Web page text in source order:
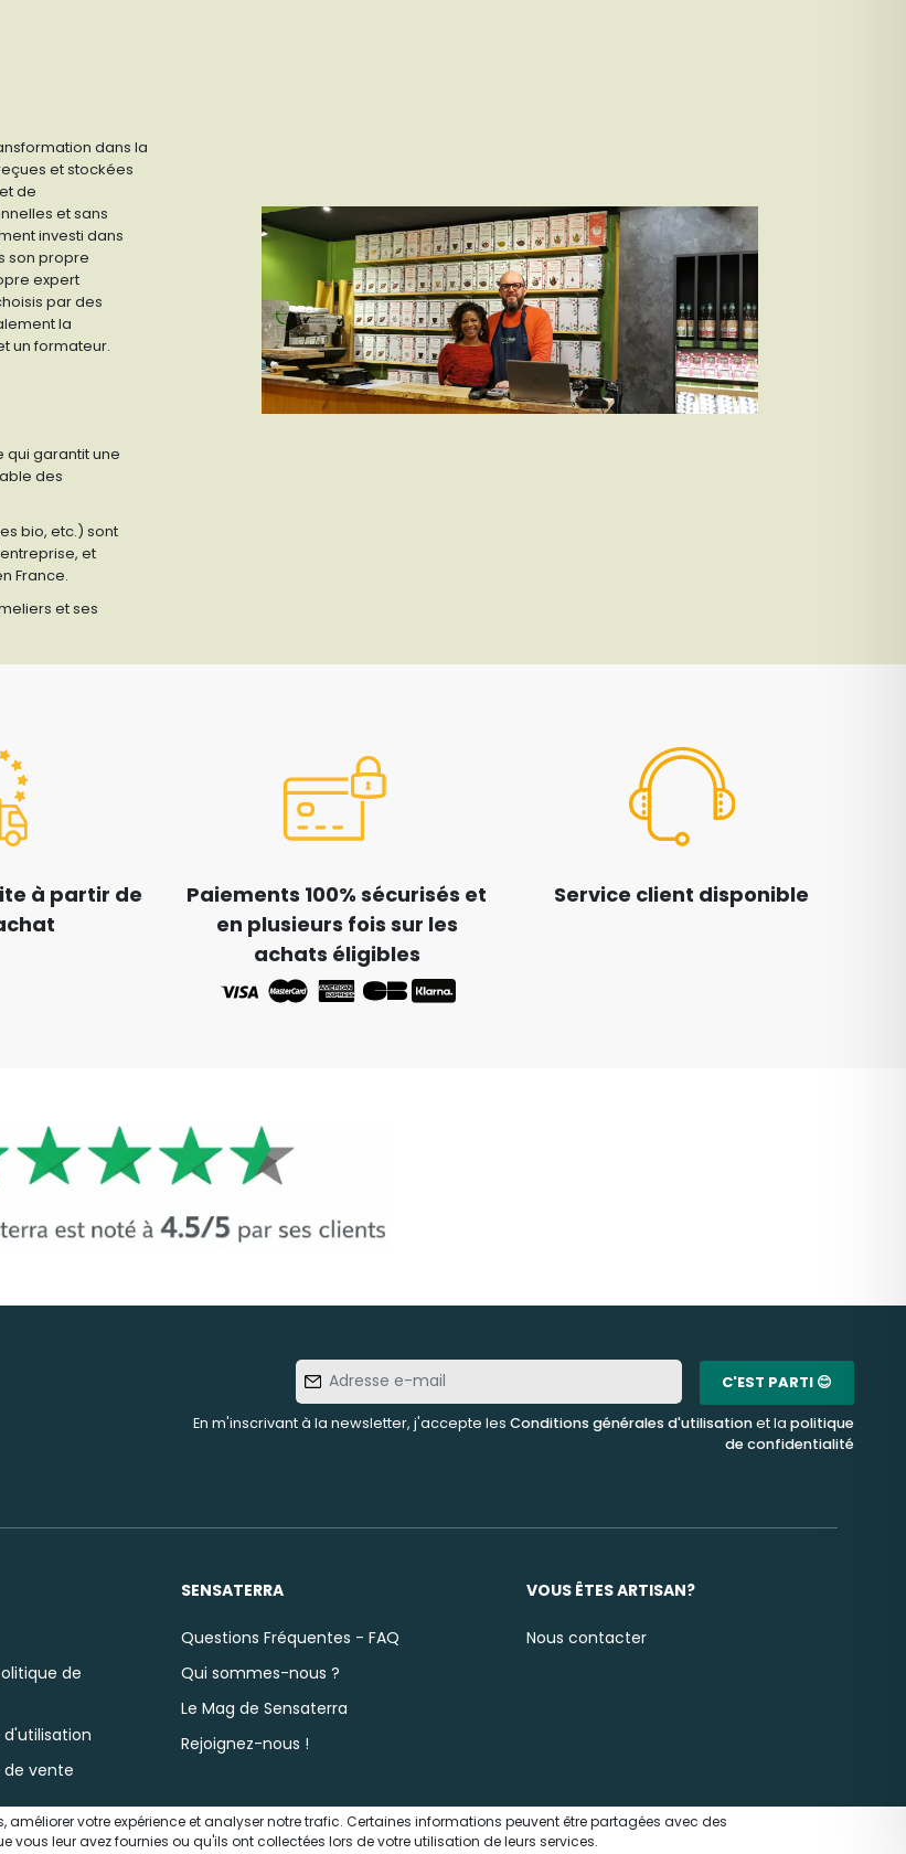
dans la
et stockées
de
et sans
investi dans
son propre
expert
par des
la
un formateur.
qui garantit une
des
bio, etc.) sont
et
France.
et ses
à partir de
Paiements 100% sécurisés et
en plusieurs fois sur les
achats éligibles
Service client disponible
Adresse
e-mail
C'EST PARTI 😊
En m'inscrivant à la newsletter, j'accepte les Conditions générales d'utilisationet la politique
de confidentialité
de
de vente
SENSATERRA
Questions Fréquentes - FAQ
Qui sommes-nous ?
Le Mag de Sensaterra
Rejoignez-nous !
VOUS ÊTES ARTISAN?
Nous contacter
votre expérience et analyser notre trafic. Certaines informations peuvent être partagées avec des
leur avez fournies ou qu'ils ont collectées lors de votre utilisation de leurs services.